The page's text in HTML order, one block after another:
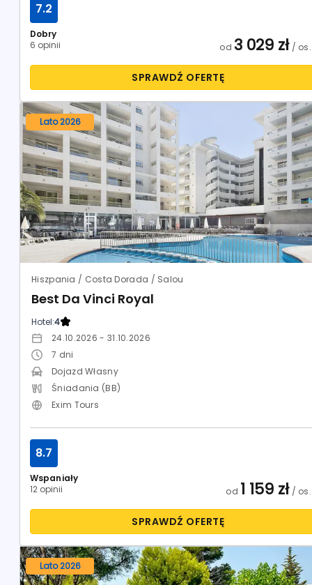
Dobry
6 opinii
7.2
od 3 029 zł/ os.
SPRAWDŹ OFERTĘ
Lato 2026
Hiszpania / Costa Dorada / Salou
Best Da Vinci Royal
Hotel:4
24.10.2026 - 31.10.2026
7 dni
Dojazd Własny
Śniadania (BB)
Exim Tours
Wspaniały
12 opinii
8.7
od 1 159 zł/ os.
SPRAWDŹ OFERTĘ
Lato 2026